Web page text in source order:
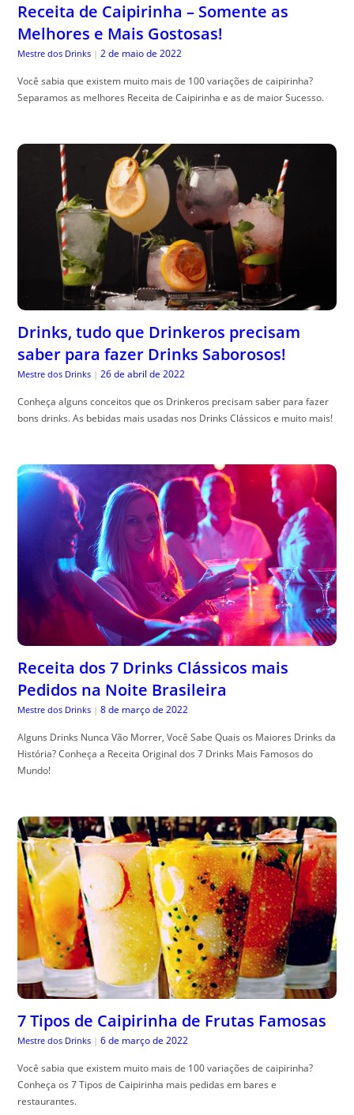
Receita de Caipirinha – Somente as
Melhores e Mais Gostosas!
Mestre dos Drinks | 2 de maio de 2022
Você sabia que existem muito mais de 100 variações de caipirinha?
Separamos as melhores Receita de Caipirinha e as de maior Sucesso.
Drinks, tudo que Drinkeros precisam
saber para fazer Drinks Saborosos!
Mestre dos Drinks | 26 de abril de 2022
Conheça alguns conceitos que os Drinkeros precisam saber para fazer
bons drinks. As bebidas mais usadas nos Drinks Clássicos e muito mais!
Receita dos 7 Drinks Clássicos mais
Pedidos na Noite Brasileira
Mestre dos Drinks | 8 de março de 2022
Alguns Drinks Nunca Vão Morrer, Você Sabe Quais os Maiores Drinks da
História? Conheça a Receita Original dos 7 Drinks Mais Famosos do
Mundo!
7 Tipos de Caipirinha de Frutas Famosas
Mestre dos Drinks | 6 de março de 2022
Você sabia que existem muito mais de 100 variações de caipirinha?
Conheça os 7 Tipos de Caipirinha mais pedidas em bares e
restaurantes.